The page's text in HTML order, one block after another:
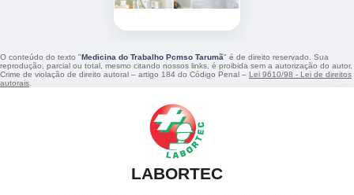
O conteúdo do texto "Medicina do Trabalho Pcmso Tarumã" é de direito reservado. Sua
reprodução, parcial ou total, mesmo citando nossos links, é proibida sem a autorização do autor.
Crime de violação de direito autoral – artigo 184 do Código Penal – Lei 9610/98 - Lei de direitos
autorais
LABORTEC